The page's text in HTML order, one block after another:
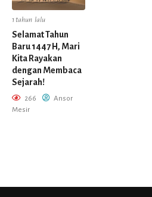
1 tahun lalu
Selamat Tahun
Baru 1447 H, Mari
Kita Rayakan
dengan Membaca
Sejarah!
266
Ansor
Mesir